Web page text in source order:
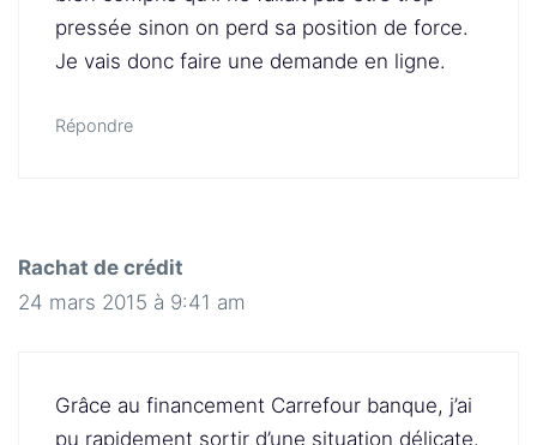
pressée sinon on perd sa position de force.
Je vais donc faire une demande en ligne.
Répondre
Rachat de crédit
24 mars 2015 à 9:41 am
Grâce au financement Carrefour banque, j’ai
pu rapidement sortir d’une situation délicate.